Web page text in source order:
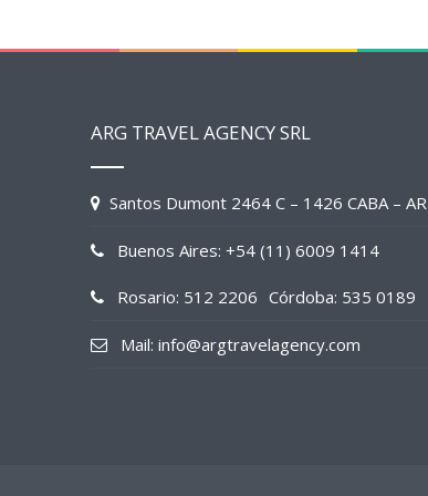
ARG TRAVEL AGENCY SRL
Santos Dumont 2464 C – 1426 CABA – AR
Buenos Aires: +54 (11) 6009 1414
Rosario: 512 2206 Córdoba: 535 0189
Mail: info@argtravelagency.com